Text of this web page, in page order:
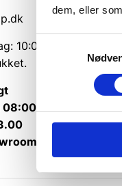
dem, eller
Samtykkevalg
10:00 – 14:00.
16:00.